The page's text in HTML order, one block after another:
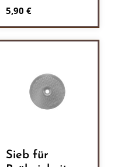
Regulärer Preis:
5,90 €
Sieb für